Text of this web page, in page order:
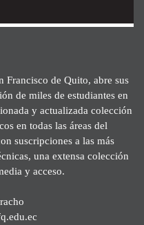
Francisco de Quito, abre sus
de miles de estudiantes en
y actualizada colección
en todas las áreas del
suscripciones a las más
una extensa colección
y acceso.